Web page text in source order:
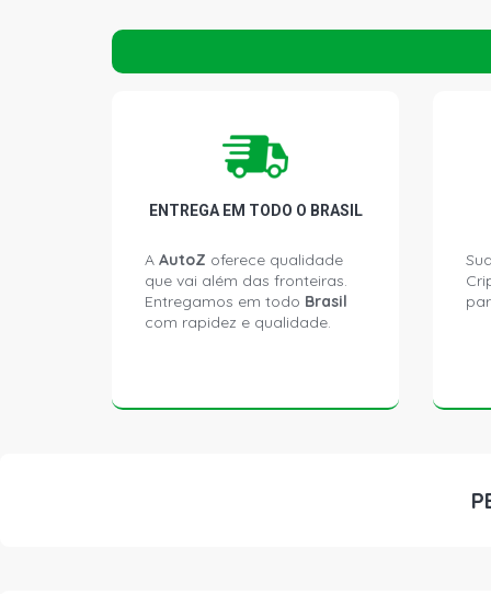
ENTREGA EM TODO O BRASIL
A AutoZ oferece qualidade
que vai além das fronteiras.
Entregamos em todo Brasil
com rapidez e qualidade.